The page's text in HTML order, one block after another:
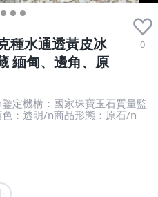
種水通透黃皮冰
緬甸、邊角、原
0
定機構：國家珠寶玉石質量監
：透明/n商品形態：原石/n